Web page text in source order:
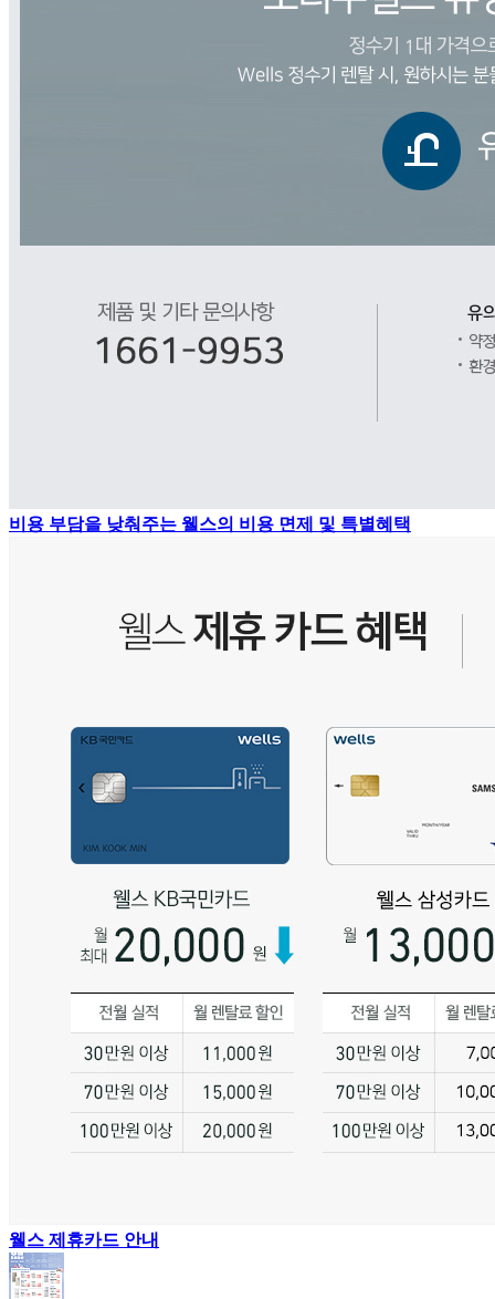
비용 부담을 낮춰주는 웰스의 비용 면제 및 특별혜택
웰스 제휴카드 안내